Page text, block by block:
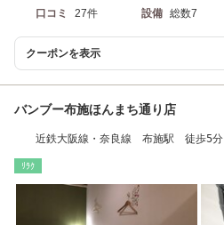
口コミ 27件 設備 総数7
クーポンを表示
バンブー布施ほんまち通り店
近鉄大阪線・奈良線 布施駅 徒歩5分
ﾘﾗｸ